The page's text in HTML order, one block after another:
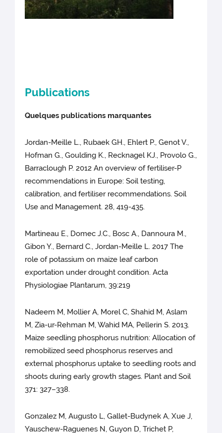
Publications
Quelques publications marquantes
Jordan-Meille L., Rubaek GH., Ehlert P., Genot V.,
Hofman G., Goulding K., Recknagel KJ., Provolo G.,
Barraclough P. 2012 An overview of fertiliser-P
recommendations in Europe: Soil testing,
calibration, and fertiliser recommendations. Soil
Use and Management. 28, 419-435.
Martineau E., Domec J.C., Bosc A., Dannoura M.,
Gibon Y., Bernard C., Jordan-Meille L. 2017 The
role of potassium on maize leaf carbon
exportation under drought condition. Acta
Physiologiae Plantarum, 39:219
Nadeem M, Mollier A, Morel C, Shahid M, Aslam
M, Zia-ur-Rehman M, Wahid MA, Pellerin S. 2013.
Maize seedling phosphorus nutrition: Allocation of
remobilized seed phosphorus reserves and
external phosphorus uptake to seedling roots and
shoots during early growth stages. Plant and Soil
371: 327–338.
Gonzalez M, Augusto L, Gallet-Budynek A, Xue J,
Yauschew-Raguenes N, Guyon D, Trichet P,